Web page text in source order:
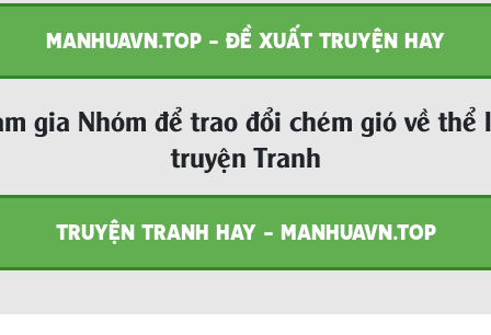
MANHUAVN.TOP - ĐỀ XUẤT TRUYỆN HAY
gia Nhóm để trao đổi chém gió về thể
truyện Tranh
TRUYỆN TRANH HAY - MANHUAVN.TOP